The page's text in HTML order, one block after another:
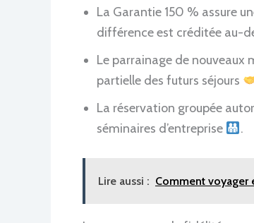
La Garantie 150 % assure
différence est créditée au-
Le parrainage de
partielle des futurs séjours
La réservation groupée
séminaires d’entreprise
.
Lire aussi : Comment voyager